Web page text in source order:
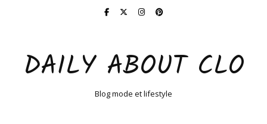
DAILY ABOUT CLO
Blog mode et lifestyle